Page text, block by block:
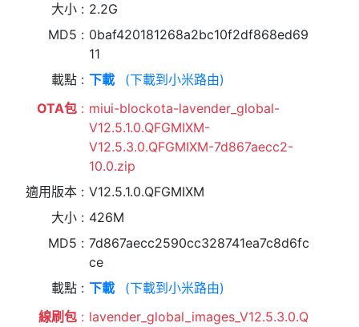
大小
2.2G
MD5
0baf420181268a2bc10f2df868ed69
11
載點
下載
(下載到小米路由)
OTA包
miui-blockota-lavender_global-
V12.5.1.0.QFGMIXM-
V12.5.3.0.QFGMIXM-7d867aecc2-
10.0.zip
適用版本
V12.5.1.0.QFGMIXM
大小
426M
MD5
7d867aecc2590cc328741ea7c8d6fc
ce
載點
下載
(下載到小米路由)
線刷包
lavender_global_images_V12.5.3.0.Q